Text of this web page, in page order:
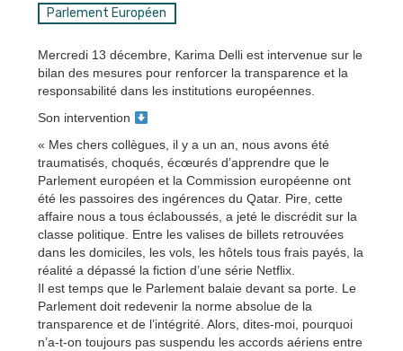
Parlement Européen
Mercredi 13 décembre, Karima Delli est intervenue sur le
bilan des mesures pour renforcer la transparence et la
responsabilité dans les institutions européennes.
Son intervention
« Mes chers collègues, il y a un an, nous avons été
traumatisés, choqués, écœurés d’apprendre que le
Parlement européen et la Commission européenne ont
été les passoires des ingérences du Qatar. Pire, cette
affaire nous a tous éclaboussés, a jeté le discrédit sur la
classe politique. Entre les valises de billets retrouvées
dans les domiciles, les vols, les hôtels tous frais payés, la
réalité a dépassé la fiction d’une série Netflix.
Il est temps que le Parlement balaie devant sa porte. Le
Parlement doit redevenir la norme absolue de la
transparence et de l’intégrité. Alors, dites-moi, pourquoi
n’a-t-on toujours pas suspendu les accords aériens entre